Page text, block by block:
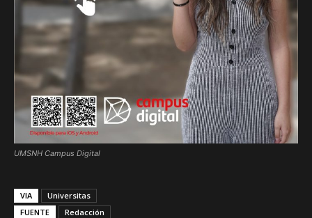
UMSNH Campus Digital
VIA
Universitas
FUENTE
Redacción